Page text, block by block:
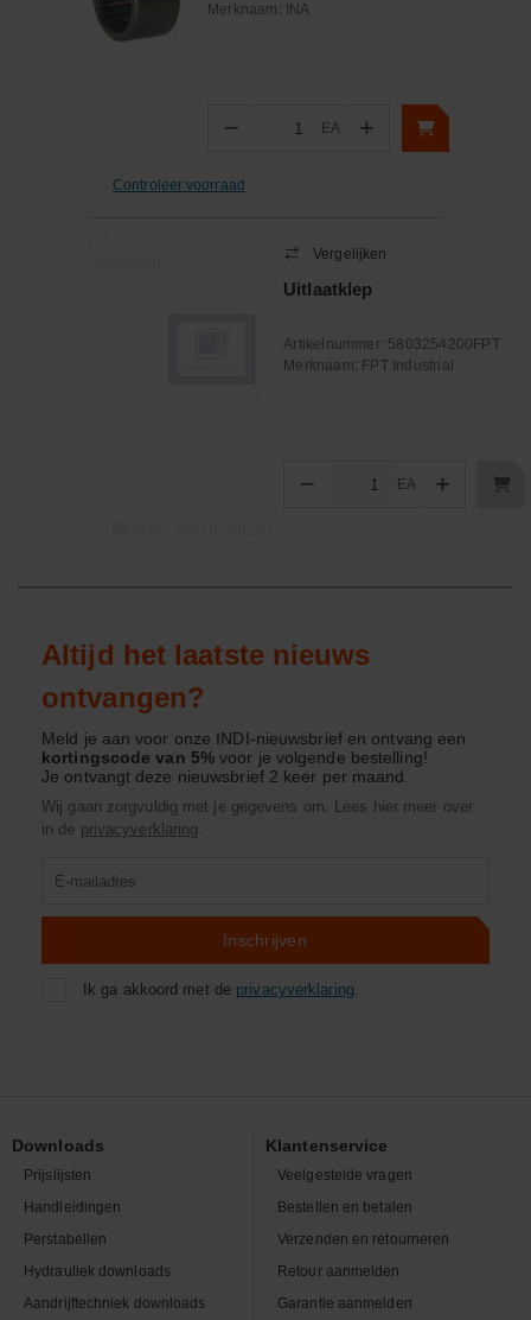
Merknaam:
INA
− Aantal
EA +
Controleer voorraad
Vergelijken
Uitlaatklep
Artikelnummer: 5803254200FPT
Merknaam: FPT Industrial
− Aantal
EA +
Altijd het laatste nieuws
ontvangen?
Meld je aan voor onze INDI-nieuwsbrief en ontvang een
kortingscode van 5%voor je volgende bestelling!
Je ontvangt deze nieuwsbrief 2 keer per maand.
Wij gaan zorgvuldig met je gegevens om. Lees hier meer over
in de privacyverklaring.
Inschrijven
Ik ga akkoord met de privacyverklaring.
Downloads
Prijslijsten
Handleidingen
Perstabellen
Hydrauliek downloads
Aandrijftechniek downloads
Klantenservice
Veelgestelde vragen
Bestellen en betalen
Verzenden en retourneren
Retour aanmelden
Garantie aanmelden